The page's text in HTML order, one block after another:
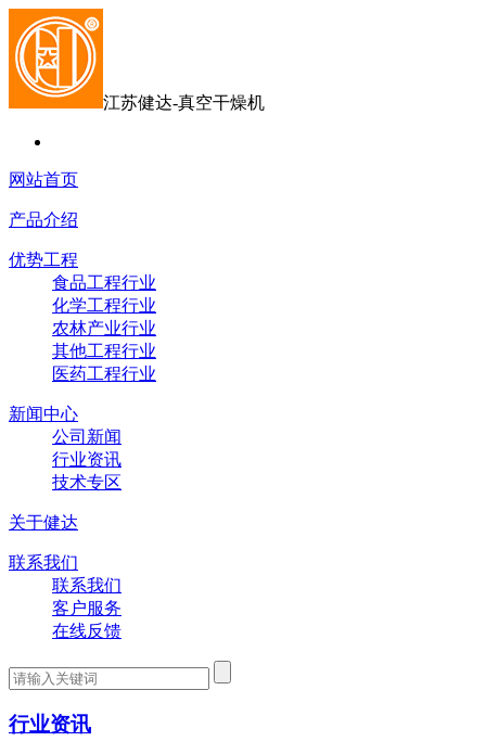
江苏健达-真空干燥机
网站首页
产品介绍
优势工程
食品工程行业
化学工程行业
农林产业行业
其他工程行业
医药工程行业
新闻中心
公司新闻
行业资讯
技术专区
关于健达
联系我们
联系我们
客户服务
在线反馈
行业资讯